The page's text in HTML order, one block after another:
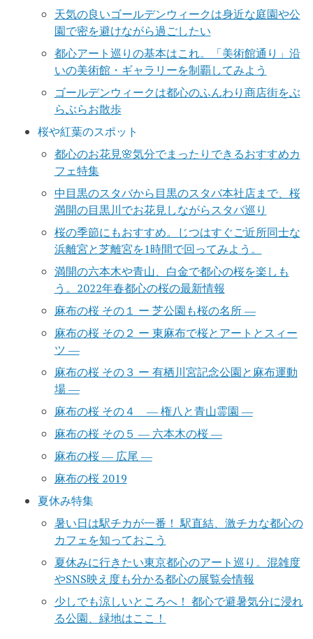
天気の良いゴールデンウィークは身近な庭園や公
園で密を避けながら過ごしたい
都心アート巡りの基本はこれ。「美術館通り」沿
いの美術館・ギャラリーを制覇してみよう
ゴールデンウィークは都心のふんわり商店街をぶ
らぶらお散歩
桜や紅葉のスポット
都心のお花見🌸気分でまったりできるおすすめカ
フェ特集
中目黒のスタバから目黒のスタバ本社店まで、桜
満開の目黒川でお花見しながらスタバ巡り
桜の季節にもおすすめ。じつはすぐご近所同士な
浜離宮と芝離宮を1時間で回ってみよう。
満開の六本木や青山、白金で都心の桜を楽しも
う。2022年春都心の桜の最新情報
麻布の桜 その１ ー 芝公園も桜の名所 ―
麻布の桜 その２ ー 東麻布で桜とアートとスィー
ツ ―
麻布の桜 その３ ー 有栖川宮記念公園と麻布運動
場 ―
麻布の桜 その４ ― 権八と青山霊園 ―
麻布の桜 その５ ― 六本木の桜 ―
麻布の桜 ― 広尾 ―
麻布の桜 2019
夏休み特集
暑い日は駅チカが一番！ 駅直結、激チカな都心の
カフェを知っておこう
夏休みに行きたい東京都心のアート巡り。混雑度
やSNS映え度も分かる都心の展覧会情報
少しでも涼しいところへ！ 都心で避暑気分に浸れ
る公園、緑地はここ！